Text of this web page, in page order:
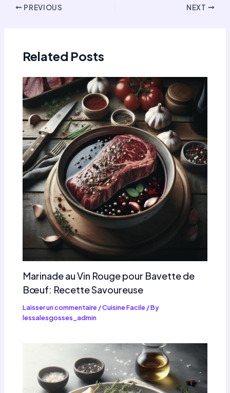
Post PREVIOUS NEXT
Related Posts
Marinade au Vin Rouge pour Bavette de
Bœuf: Recette Savoureuse
Laisser un commentaire/Cuisine Facile/ By
lessalesgosses_admin